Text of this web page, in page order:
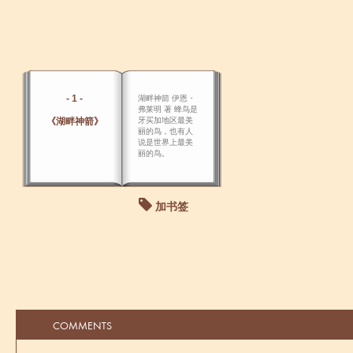
- 1 -
《湖畔神箭》
湖畔神箭 伊恩・
弗莱明 著 蜂鸟是
牙买加地区最美
丽的鸟，也有人
说是世界上最美
丽的鸟。
加书签
COMMENTS